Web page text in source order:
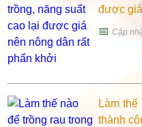
được
📅Cập
Làm
thành